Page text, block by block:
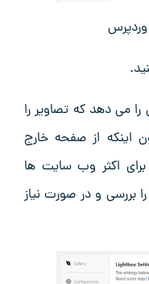
وردپرس
را می ‌دهد که تصاویر را
اینکه از صفحه خارج
اکثر وب‌ سایت ‌ها
بررسی و در صورت نیاز